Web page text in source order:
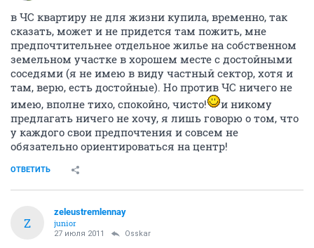
в ЧС квартиру не для жизни купила, временно, так
сказать, может и не придется там пожить, мне
предпочтительнее отдельное жилье на собственном
земельном участке в хорошем месте с достойными
соседями (я не имею в виду частный сектор, хотя и
там, верю, есть достойные). Но против ЧС ничего не
имею, вполне тихо, спокойно, чисто!
и никому
предлагать ничего не хочу, я лишь говорю о том, что
у каждого свои предпочтения и совсем не
обязательно ориентироваться на центр!
ОТВЕТИТЬ
Z
zeleustremlennay
junior
27 июля 2011 Osskar